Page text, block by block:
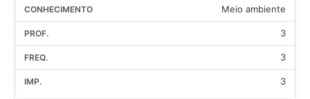
Meio ambiente
3
3
3